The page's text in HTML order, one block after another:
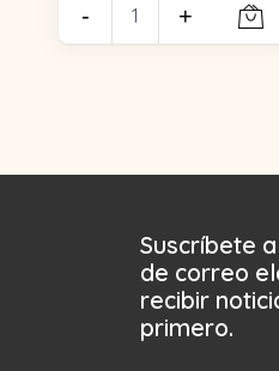
- +
Suscríbete
de correo
recibir
primero.